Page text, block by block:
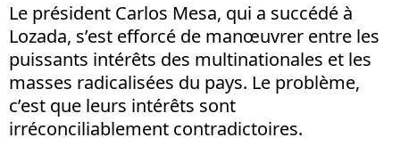
Le président Carlos Mesa, qui a succédé à
Lozada, s’est efforcé de manœuvrer entre les
puissants intérêts des multinationales et les
masses radicalisées du pays. Le problème,
c’est que leurs intérêts sont
irréconciliablement contradictoires.